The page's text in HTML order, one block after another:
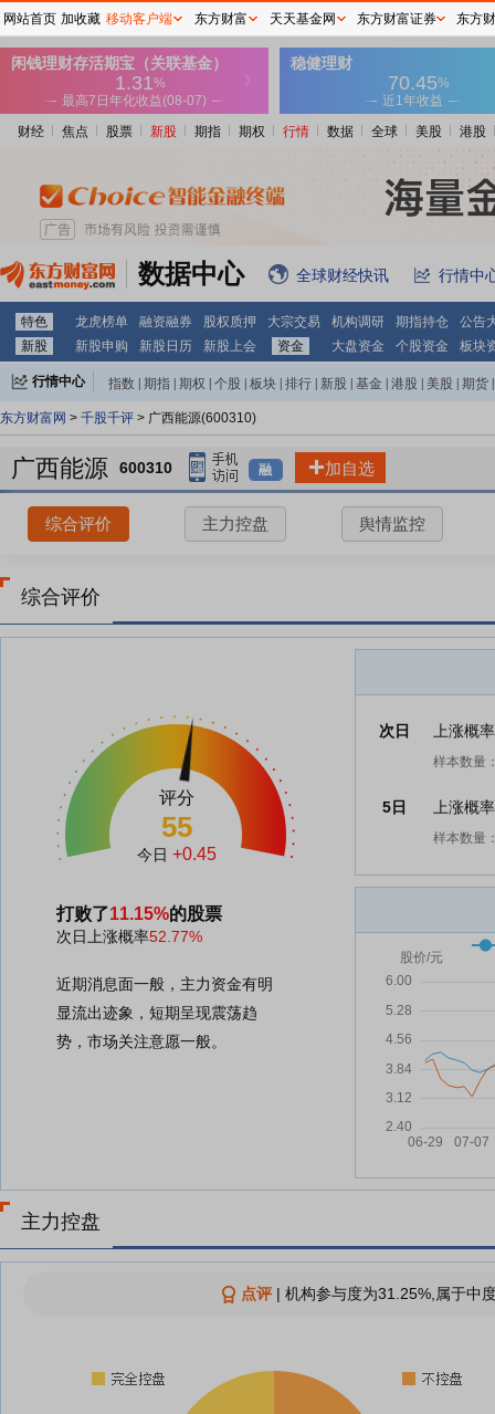
财经 焦点 股票 新股 期指 期权 行情 数据 全球 美股 港股
数据中心 全球财经快讯 行情中
特色 龙虎榜单 融资融券 股权质押 大宗交易 机构调研 期指持仓
公告
新股
新股申购 新股日历 新股上会 资金 大盘资金 个股资金 板块
行情中心 指数 期指 期权 个股 板块 排行 新股 基金 港股 美股 期货
东方财富网 > 千股千评 > 广西能源(600310)
广西能源 600310 融 加自选
综合评价 主力控盘 舆情监控
综合评价
评分
55
今日 +0.45
打败了11.15%的股票
次日上涨概率52.77%
近期消息面一般，主力资金有明
显流出迹象，短期呈现震荡趋
势，市场关注意愿一般。
次日 上涨概
样本数量
5日 上涨概
样本数量
主力控盘
点评| 机构参与度为31.25%,属于中
网站首页 加收藏 移动客户端 东方财富 天天基金网 东方财富证券 东方